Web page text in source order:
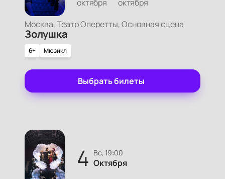
октября
октября
Москва, Театр Оперетты, Основная сцена
Золушка
6+ Мюзикл
Выбрать билеты
4 вс, 19:00
Октября